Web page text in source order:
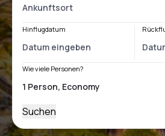
Hinflugdatum
Wie viele Personen?
Suchen